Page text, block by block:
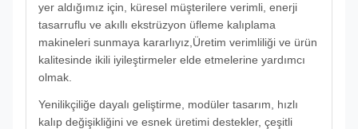
yer aldığımız için, küresel müşterilere verimli, enerji
tasarruflu ve akıllı ekstrüzyon üfleme kalıplama
makineleri sunmaya kararlıyız,Üretim verimliliği ve ürün
kalitesinde ikili iyileştirmeler elde etmelerine yardımcı
olmak.
Yenilikçiliğe dayalı geliştirme, modüler tasarım, hızlı
kalıp değişikliğini ve esnek üretimi destekler, çeşitli